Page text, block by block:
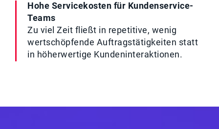
Hohe Servicekosten für Kundenservice-
Teams
Zu viel Zeit fließt in repetitive, wenig
wertschöpfende Auftragstätigkeiten statt
in höherwertige Kundeninteraktionen.